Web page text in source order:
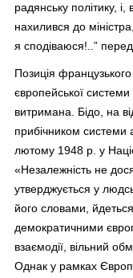
радянську політику, і,
нахилився до
я сподіваюся!..”
Позиція
європейської
витримана. Бідо, на
прибічником системи
лютому 1948 р. у
«Незалежність не
утверджується у
його словами,
демократичними
взаємодії, вільний
Однак у рамках